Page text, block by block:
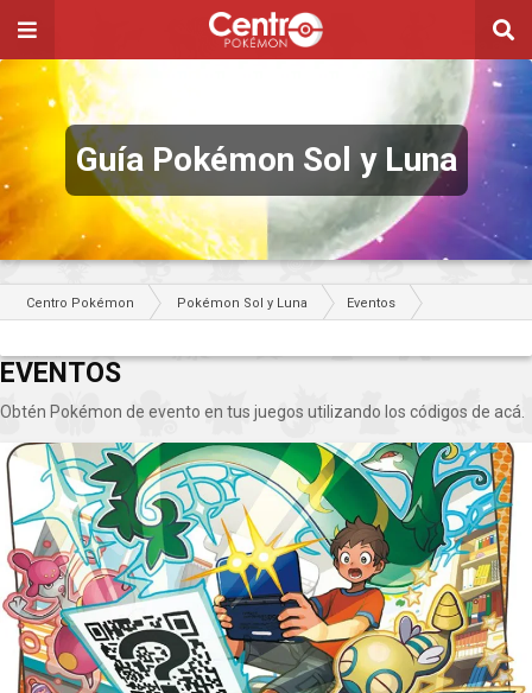
Guía Pokémon Sol y Luna
Centro Pokémon Pokémon Sol y Luna Eventos
EVENTOS
Obtén Pokémon de evento en tus juegos utilizando los códigos de acá.